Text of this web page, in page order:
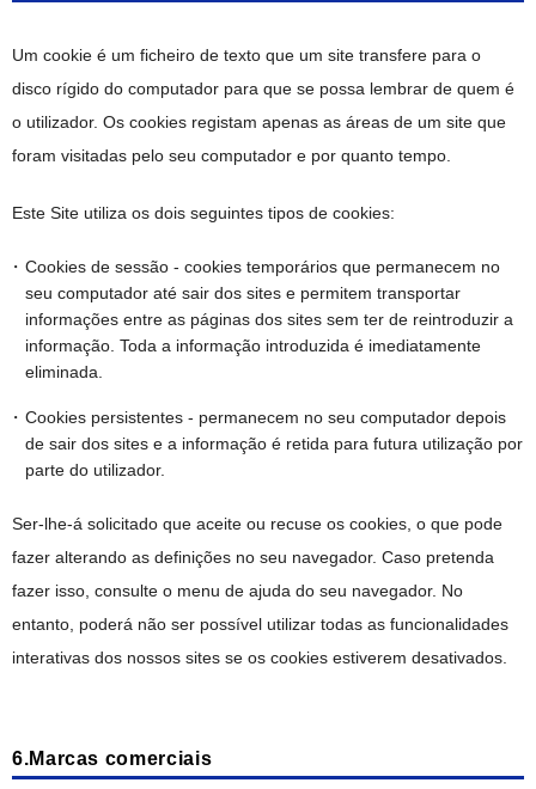
Um cookie é um ficheiro de texto que um site transfere para o
disco rígido do computador para que se possa lembrar de quem é
o utilizador. Os cookies registam apenas as áreas de um site que
foram visitadas pelo seu computador e por quanto tempo.
Este Site utiliza os dois seguintes tipos de cookies:
Cookies de sessão - cookies temporários que permanecem no
seu computador até sair dos sites e permitem transportar
informações entre as páginas dos sites sem ter de reintroduzir a
informação. Toda a informação introduzida é imediatamente
eliminada.
Cookies persistentes - permanecem no seu computador depois
de sair dos sites e a informação é retida para futura utilização por
parte do utilizador.
Ser-lhe-á solicitado que aceite ou recuse os cookies, o que pode
fazer alterando as definições no seu navegador. Caso pretenda
fazer isso, consulte o menu de ajuda do seu navegador. No
entanto, poderá não ser possível utilizar todas as funcionalidades
interativas dos nossos sites se os cookies estiverem desativados.
6.Marcas comerciais